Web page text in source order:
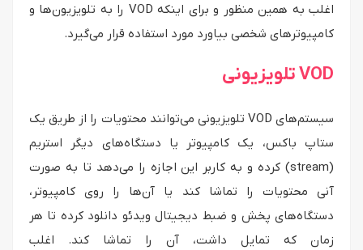
اغلب به همین منظور و برای اینکه VOD را به تلویزیون‌ها و
کامپیوترهای شخصی بیاورد مورد استفاده قرار می‌گیرد.
VOD تلویزیونی
سیستم‌های VOD تلویزیونی می‌توانند محتویات را از طریق یک
ستاپ باکس، یک کامپیوتر یا دستگاه‌های دیگر استریم
(stream) کرده و به کاربر این اجازه را می‌دهد تا به صورت
آنی محتویات را تماشا کند یا آن‌ها را روی کامپیوتر،
دستگاه‌های پخش و ضبط دیجیتال ویدئو دانلود کرده تا هر
زمان که تمایل داشت، آن را تماشا کند. اغلب